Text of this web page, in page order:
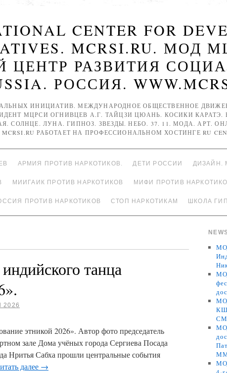
CENTER FOR
MCRSI.RU. МОД
РАЗВИТИЯ
РОССИЯ.
ИНИЦИАТИВ. МЕЖДУНАРОДНОЕ ОБЩЕСТВЕННОЕ
МЦРСИ ОГНИВЦЕВ А.Г. ТАЙЦЗИ ЦЮАНЬ. КОСИКИ
СОЛНЦЕ. ЛУНА. ГИПНОЗ. ЗВЕЗДЫ. НЕБО. 37. 11. МОДА. АРТ.
РАБОТАЕТ НА ПРОФЕССИОНАЛЬНОМ ХОСТИНГЕ RU
АРМИЯ ПРОТИВ НАРКОТИКОВ. ДЕТИ РОССИИ ДИЗАЙН.
МИИГАИК ПРОТИВ НАРКОТИКОВ МИФИ ПРОТИВ
ПРОТИВ НАРКОТИКОВ СТОП НАРКОТИКАМ ШКОЛА
танца
2026
этникой 2026». Автор фото председатель
зале Дома учёных города Сергиева Посада
Нритья Сабха прошли центральные события
далее →